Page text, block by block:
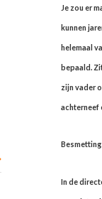
Je zou er
kunnen
helemaal
bepaald.
zijn vader
achterneef
In de